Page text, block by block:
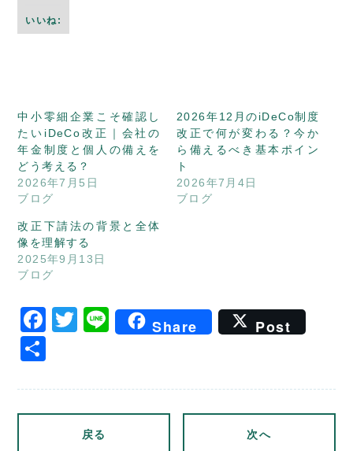
いいね:
中小零細企業こそ確認し
たいiDeCo改正｜会社の
年金制度と個人の備えを
どう考える？
2026年7月5日
ブログ
2026年12月のiDeCo制度
改正で何が変わる？今か
ら備えるべき基本ポイン
ト
2026年7月4日
ブログ
改正下請法の背景と全体
像を理解する
2025年9月13日
ブログ
Facebook
Twitter
LineShare Post
戻る 次へ